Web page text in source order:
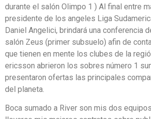
durante el salón Olimpo 1 ) Al final entre
presidente de los angeles Liga
Daniel Angelici, brindará una conferencia
salón Zeus (primer subsuelo) afin de
que tienen en mente los clubes de la
ericsson abrieron los sobres número 1
presentaron ofertas las principales
del planeta.
Boca sumado a River son mis dos